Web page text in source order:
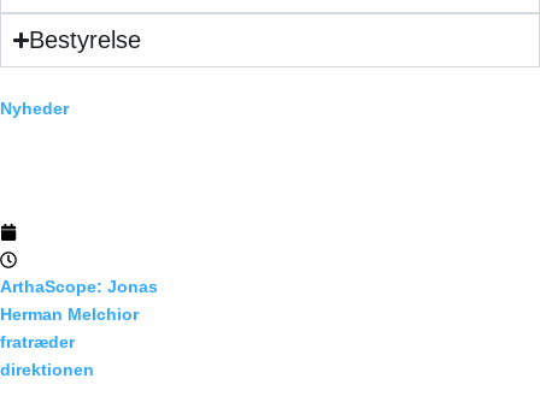
Bestyrelse
Nyheder
ArthaScope: Jonas
Herman Melchior
fratræder
direktionen